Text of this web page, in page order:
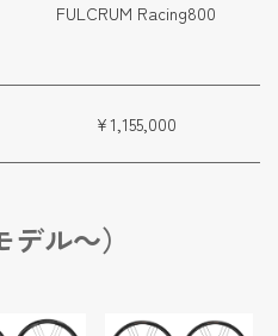
FULCRUM Racing800
¥1,155,000
ル～）